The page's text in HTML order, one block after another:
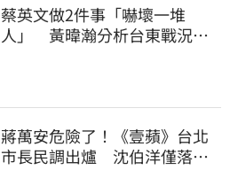
蔡英文做2件事「嚇壞一堆
人」 黃暐瀚分析台東戰況：
蔣萬安危險了！《壹蘋》台北
市長民調出爐 沈伯洋僅落後